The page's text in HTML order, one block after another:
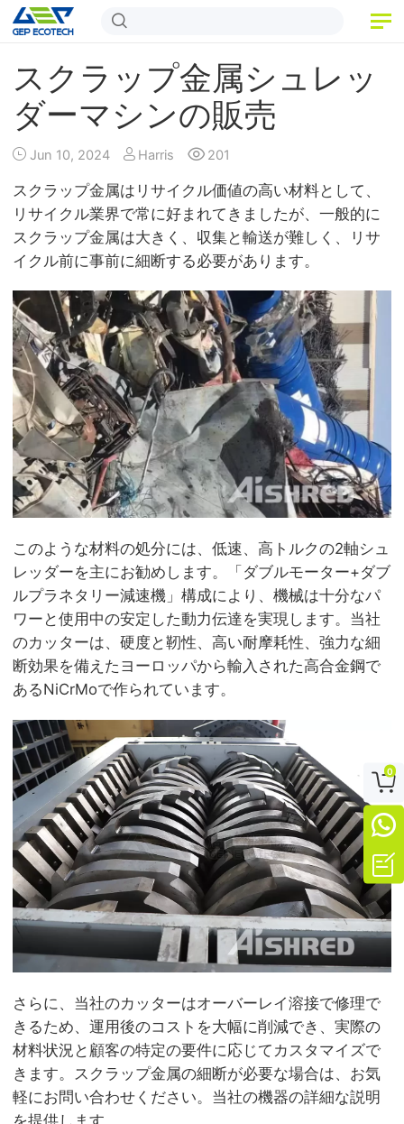
商品
アプリケーション
リリース
私たちについて
お問い合わせ
スクラップ金属シュレッ
ダーマシンの販売
Jun 10, 2024 Harris 201
スクラップ金属はリサイクル価値の高い材料として、
リサイクル業界で常に好まれてきましたが、一般的に
スクラップ金属は大きく、収集と輸送が難しく、リサ
イクル前に事前に細断する必要があります。
このような材料の処分には、低速、高トルクの2軸シュ
レッダーを主にお勧めします。「ダブルモーター+ダブ
ルプラネタリー減速機」構成により、機械は十分なパ
ワーと使用中の安定した動力伝達を実現します。当社
のカッターは、硬度と靭性、高い耐摩耗性、強力な細
断効果を備えたヨーロッパから輸入された高合金鋼で
あるNiCrMoで作られています。
さらに、当社のカッターはオーバーレイ溶接で修理で
きるため、運用後のコストを大幅に削減でき、実際の
材料状況と顧客の特定の要件に応じてカスタマイズで
きます。スクラップ金属の細断が必要な場合は、お気
軽にお問い合わせください。当社の機器の詳細な説明
を提供します。

0

